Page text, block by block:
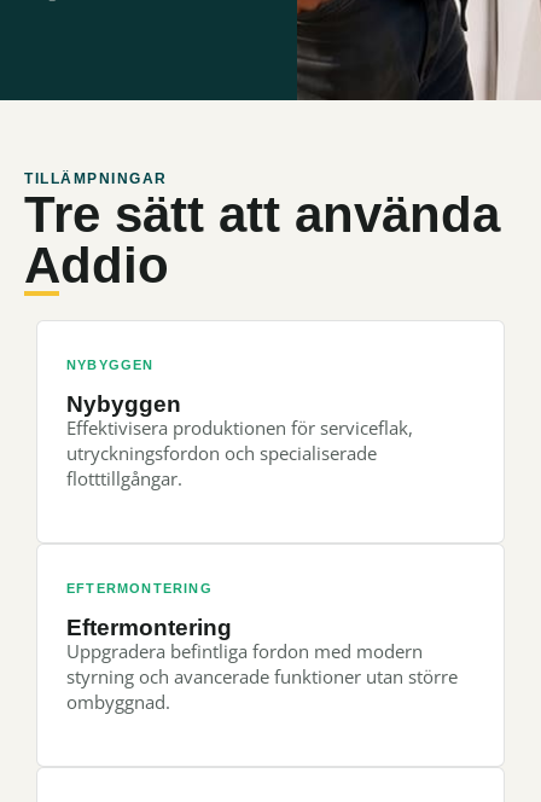
TILLÄMPNINGAR
Tre sätt att använda
Addio
NYBYGGEN
Nybyggen
Effektivisera produktionen för serviceflak,
utryckningsfordon och specialiserade
flotttillgångar.
EFTERMONTERING
Eftermontering
Uppgradera befintliga fordon med modern
styrning och avancerade funktioner utan större
ombyggnad.